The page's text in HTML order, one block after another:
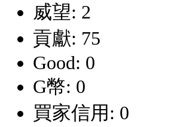
威望: 2
貢獻: 75
Good: 0
G幣: 0
買家信用: 0